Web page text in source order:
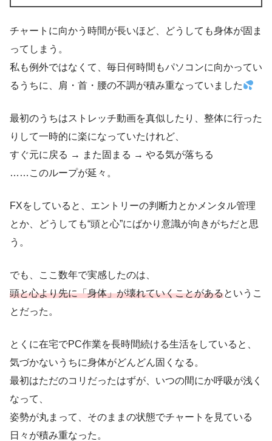
チャートに向かう時間が長いほど、どうしても身体が固ま
ってしまう。
私も例外ではなくて、毎日何時間もパソコンに向かってい
るうちに、肩・首・腰の不調が積み重なっていました
最初のうちはストレッチ動画を真似したり、整体に行った
りして一時的に楽になっていたけれど、
すぐ元に戻る → また固まる → やる気が落ちる
……このループが延々。
FXをしていると、エントリーの判断力とかメンタル管理
とか、どうしても“頭と心”にばかり意識が向きがちだと思
う。
でも、ここ数年で実感したのは、
頭と心より先に「身体」が壊れていくことがあるというこ
とだった。
とくに在宅でPC作業を長時間続ける生活をしていると、
気づかないうちに身体がどんどん固くなる。
最初はただのコリだったはずが、いつの間にか呼吸が浅く
なって、
姿勢が丸まって、そのままの状態でチャートを見ている
日々が積み重なった。